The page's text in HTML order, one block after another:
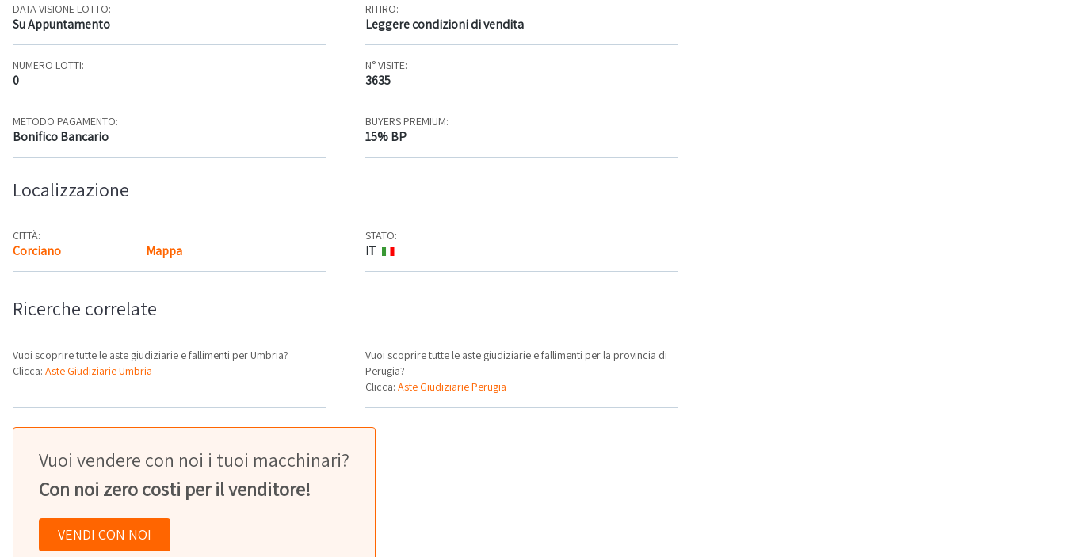
DATA VISIONE LOTTO:
Su Appuntamento
RITIRO:
Leggere condizioni di vendita
NUMERO LOTTI:
0
N° VISITE:
3635
METODO PAGAMENTO:
Bonifico Bancario
BUYERS PREMIUM:
15% BP
Localizzazione
CITTÀ:
Corciano Mappa
STATO:
IT
Ricerche correlate
Vuoi scoprire tutte le aste giudiziarie e fallimenti per Umbria?
Clicca: Aste Giudiziarie Umbria
Vuoi scoprire tutte le aste giudiziarie e fallimenti per la provincia di
Perugia?
Clicca:Aste Giudiziarie Perugia
Vuoi vendere con noi i tuoi macchinari?
Con noi zero costi per il venditore!
VENDI CON NOI